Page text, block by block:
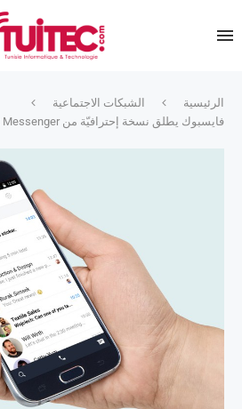
الرئيسية
الشبكات الاجتماعية
فايسبوك يطلق نسخة إحترافيّة من Messenger :